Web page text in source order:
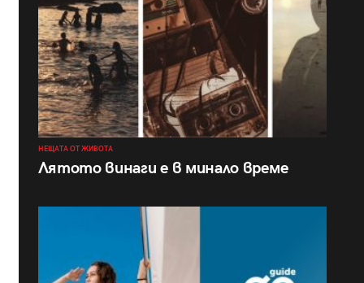
НЕЩАТА ОТ ЖИВОТА
Лятото винаги е в минало време